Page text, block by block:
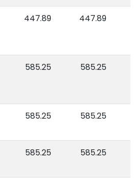
447.89 447.89
585.25 585.25
585.25 585.25
585.25 585.25